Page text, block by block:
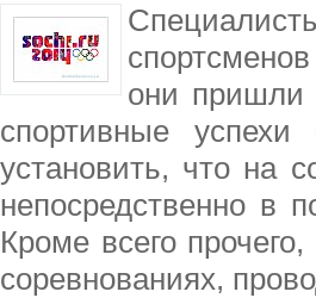
они пришли
спортивные
установить, что на
непосредственно в
Кроме всего
соревнованиях,